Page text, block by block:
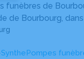
de
de Bourbourg,
Pompes